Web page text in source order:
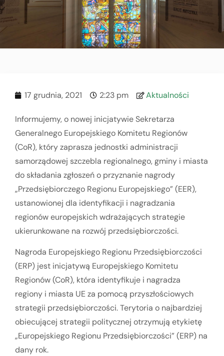
17 grudnia, 2021 2:23 pm Aktualności
Informujemy, o nowej inicjatywie Sekretarza
Generalnego Europejskiego Komitetu Regionów
(CoR), który zaprasza jednostki administracji
samorządowej szczebla regionalnego, gminy i miasta
do składania zgłoszeń o przyznanie nagrody
„Przedsiębiorczego Regionu Europejskiego” (EER),
ustanowionej dla identyfikacji i nagradzania
regionów europejskich wdrażających strategie
ukierunkowane na rozwój przedsiębiorczości.
Nagroda Europejskiego Regionu Przedsiębiorczości
(ERP) jest inicjatywą Europejskiego Komitetu
Regionów (CoR), która identyfikuje i nagradza
regiony i miasta UE za pomocą przyszłościowych
strategii przedsiębiorczości. Terytoria o najbardziej
obiecującej strategii politycznej otrzymują etykietę
„Europejskiego Regionu Przedsiębiorczości” (ERP) na
dany rok.